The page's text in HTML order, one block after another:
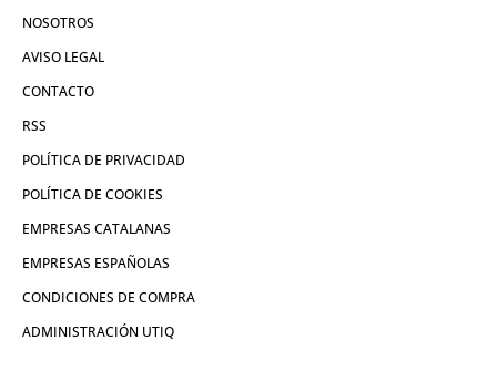
NOSOTROS
AVISO LEGAL
CONTACTO
RSS
POLÍTICA DE PRIVACIDAD
POLÍTICA DE COOKIES
EMPRESAS CATALANAS
EMPRESAS ESPAÑOLAS
CONDICIONES DE COMPRA
ADMINISTRACIÓN UTIQ